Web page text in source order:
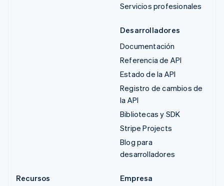
Servicios profesionales
Desarrolladores
Documentación
Referencia de API
Estado de la API
Registro de cambios de
la API
Bibliotecas y SDK
Stripe Projects
Blog para
desarrolladores
Recursos
Empresa